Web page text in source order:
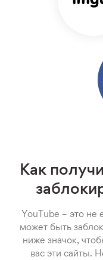
Как
YouTube – это не
может быть
ниже значок,
вас эти сайты.